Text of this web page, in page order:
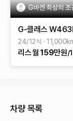
G바겐 최상의 조
G-클래스
24/12식 11,000
리스월 159만원/
차량 목록